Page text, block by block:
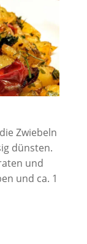
Zwiebeln
dünsten.
und
und ca. 1